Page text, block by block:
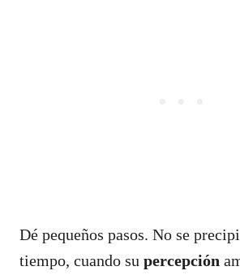
Dé pequeños pasos. No se
tiempo, cuando su percepción